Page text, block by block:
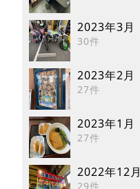
2023年3月
30件
2023年2月
27件
2023年1月
27件
2022年12月
29件